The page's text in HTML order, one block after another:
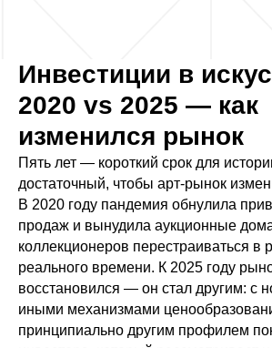
Инвестиции в
2020 vs 2025 — как
изменился рынок
Пять лет — короткий срок для
достаточный, чтобы арт-рынок
В 2020 году пандемия обнулила
продаж и вынудила аукционные
коллекционеров перестраиваться в
реального времени. К 2025 году
восстановился — он стал другим: с
иными механизмами
принципиально другим профилем